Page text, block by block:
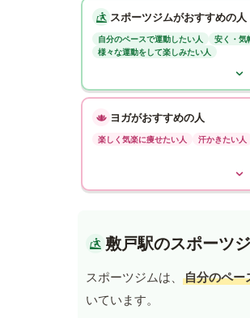
スポーツジムがおすすめの人
自分のペースで運動したい人
安く・気
様々な運動をして楽しみたい人
ヨガがおすすめの人
楽しく気楽に痩せたい人 汗かきたい人
敷戸駅のスポーツ
スポーツジムは、 自分のペー
いています。